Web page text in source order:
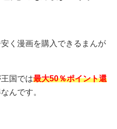
く漫画を購入できるまんが
国では最大50％ポイント還
んです。